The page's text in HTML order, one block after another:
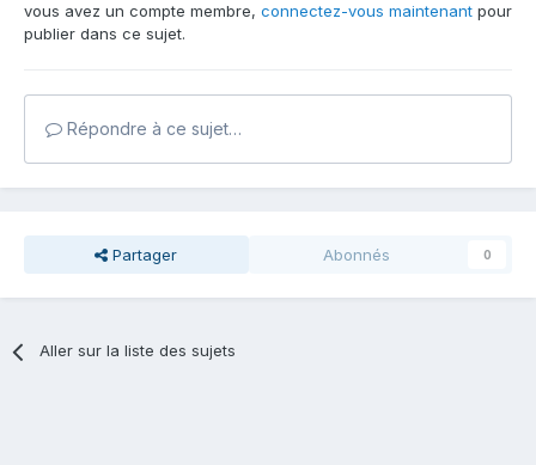
vous avez un compte membre, connectez-vous maintenant pour
publier dans ce sujet.
Répondre à ce sujet…
Partager Abonnés 0
Aller sur la liste des sujets